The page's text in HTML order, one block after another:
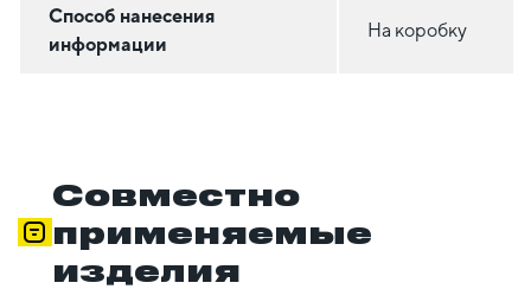
Способ нанесения
информации
На коробку
Совместно
применяемые
изделия